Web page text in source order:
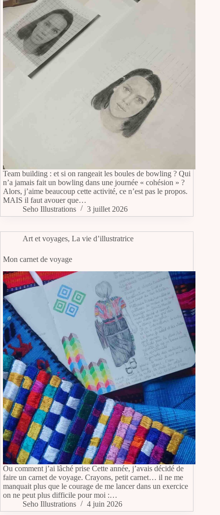
Team building : et si on rangeait les boules de bowling ? Qui
n’a jamais fait un bowling dans une journée « cohésion » ?
Alors, j’aime beaucoup cette activité, ce n’est pas le propos.
MAIS il faut avouer que…
Seho Illustrations
3 juillet 2026
Art et voyages, La vie d’illustratrice
Mon carnet de voyage
Ou comment j’ai lâché prise Cette année, j’avais décidé de
faire un carnet de voyage. Crayons, petit carnet… il ne me
manquait plus que le courage de me lancer dans un exercice
on ne peut plus difficile pour moi :…
Seho Illustrations
4 juin 2026